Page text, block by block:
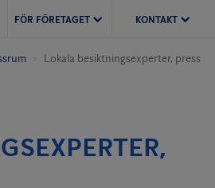
FÖR FÖRETAGET KONTAKT
Lokala besiktningsexperter, press